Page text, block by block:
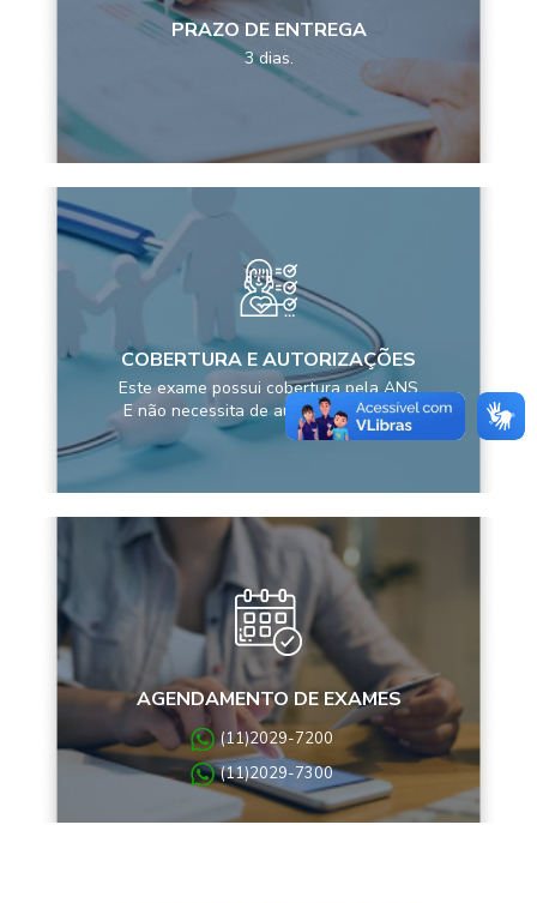
PRAZO DE ENTREGA
3 dias.
COBERTURA E AUTORIZAÇÕES
Este exame possui cobertura pela ANS
E não necessita de autorização prévia
AGENDAMENTO DE EXAMES
(11)2029-7200
(11)2029-7300